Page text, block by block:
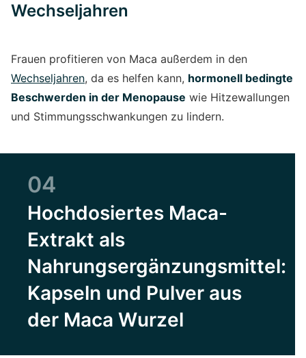
Wechseljahren
Frauen profitieren von Maca außerdem in den
Wechseljahren, da es helfen kann, hormonell bedingte
Beschwerden in der Menopause wie Hitzewallungen
und Stimmungsschwankungen zu lindern.
04
Hochdosiertes Maca-
Extrakt als
Nahrungsergänzungsmittel:
Kapseln und Pulver aus
der Maca Wurzel